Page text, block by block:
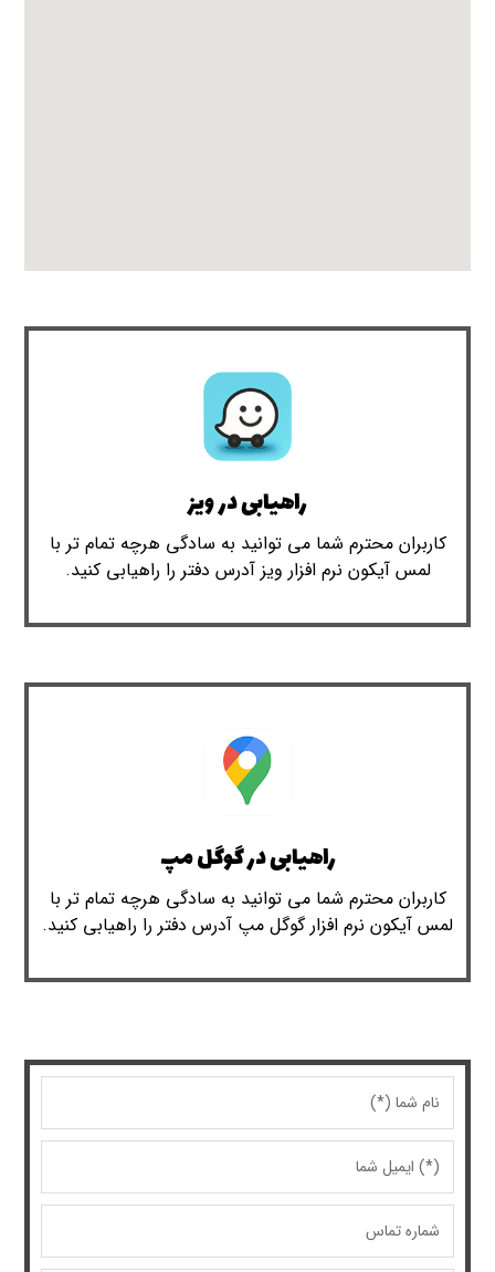
راهیابی در ویز
کاربران محترم شما می توانید به سادگی هرچه تمام تر با
لمس آیکون نرم افزار ویز آدرس دفتر را راهیابی کنید.
راهیابی در گوگل مپ
کاربران محترم شما می توانید به سادگی هرچه تمام تر با
لمس آیکون نرم افزار گوگل مپ آدرس دفتر را راهیابی کنید.